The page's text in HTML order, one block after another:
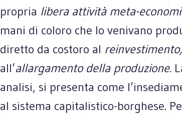
propria libera attività meta-
mani di coloro che lo venivano
diretto da costoro al
all’allargamento della produzione.
analisi, si presenta come
al sistema capitalistico-borghese.